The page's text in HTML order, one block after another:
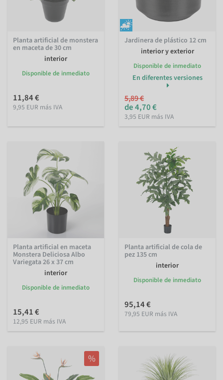
Planta artificial de monstera
en maceta de 30 cm
interior
Disponible de inmediato
11,84 €
9,95 EUR más IVA
Jardinera de plástico 12 cm
interior y exterior
Disponible de inmediato
En diferentes versiones
5,89 €
de 4,70 €
3,95 EUR más IVA
Planta artificial en maceta
Monstera Deliciosa Albo
Variegata 26 x 37 cm
interior
Disponible de inmediato
15,41 €
12,95 EUR más IVA
Planta artificial de cola de
pez 135 cm
interior
Disponible de inmediato
95,14 €
79,95 EUR más IVA
%